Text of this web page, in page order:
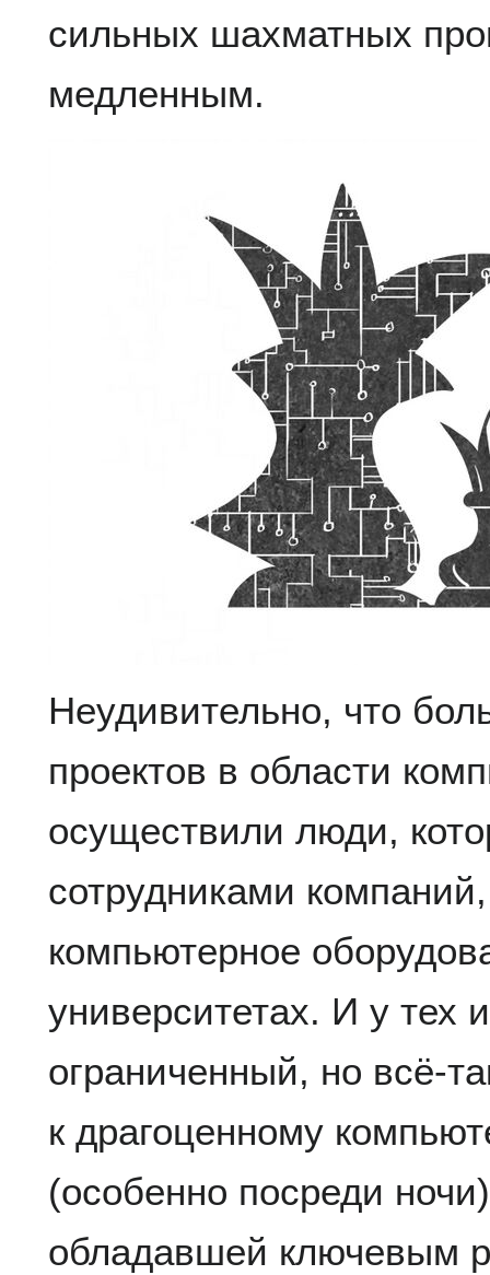
сильных шахматных
медленным.
Неудивительно, что
проектов в области
осуществили люди,
сотрудниками
компьютерное
университетах. И у тех
ограниченный, но всё-
к драгоценному
(особенно посреди
обладавшей ключевым